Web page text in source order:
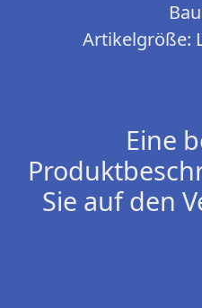
Artikelgröße:
Eine
Sie auf den